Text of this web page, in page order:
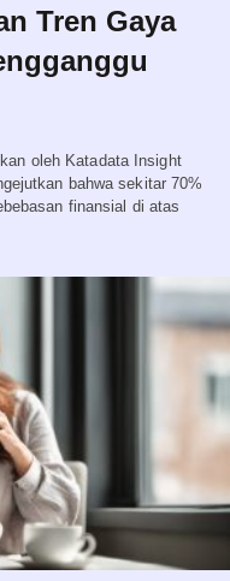
Tren Gaya
oleh Katadata Insight
bahwa sekitar 70%
finansial di atas